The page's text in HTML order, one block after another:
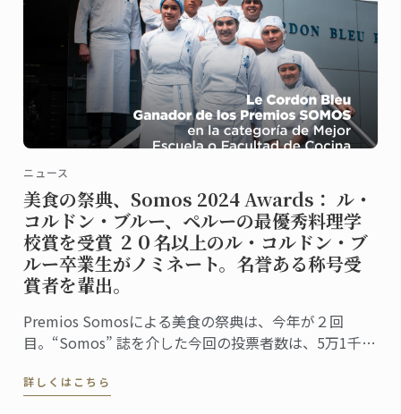
ニュース
美食の祭典、Somos 2024 Awards： ル・
コルドン・ブルー、ペルーの最優秀料理学
校賞を受賞 ２０名以上のル・コルドン・ブ
ルー卒業生がノミネート。名誉ある称号受
賞者を輩出。
Premios Somosによる美食の祭典は、今年が２回
目。“Somos” 誌を介した今回の投票者数は、5万1千人
ラン、および関連企業を称え４０部門における受賞
詳しくはこちら